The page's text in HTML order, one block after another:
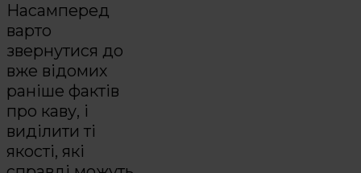
Насамперед
варто
звернутися до
вже відомих
раніше фактів
про каву, і
виділити ті
якості, які